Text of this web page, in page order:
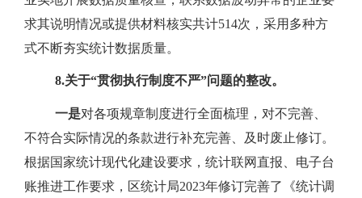
求其说明情况或提供材料核实共计514次，采用多种方
式不断夯实统计数据质量。
8.关于“贯彻执行制度不严”问题的整改。
一是对各项规章制度进行全面梳理，对不完善、
不符合实际情况的条款进行补充完善、及时废止修订。
根据国家统计现代化建设要求，统计联网直报、电子台
账推进工作要求，区统计局2023年修订完善了《统计调